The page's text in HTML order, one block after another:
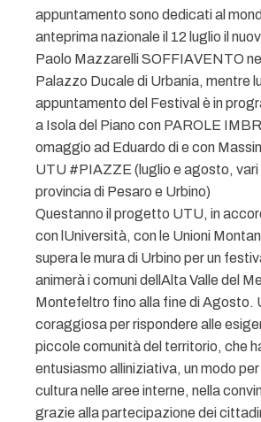
appuntamento sono dedicati al
anteprima nazionale il 12 luglio il
Paolo Mazzarelli SOFFIAVENTO
Palazzo Ducale di Urbania, mentre
appuntamento del Festival è in
a Isola del Piano con PAROLE
omaggio ad Eduardo di e con
UTU #PIAZZE (luglio e agosto, vari
provincia di Pesaro e Urbino)
Questanno il progetto UTU, in
con lUniversità, con le Unioni
supera le mura di Urbino per un
animerà i comuni dellAlta Valle del
Montefeltro fino alla fine di Agosto.
coraggiosa per rispondere alle
piccole comunità del territorio, che
entusiasmo alliniziativa, un modo
cultura nelle aree interne, nella
grazie alla partecipazione dei